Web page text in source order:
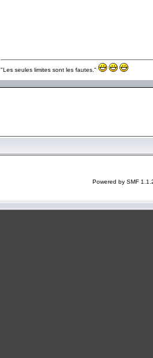
"Les seules limites sont les fautes."
Powered by SMF